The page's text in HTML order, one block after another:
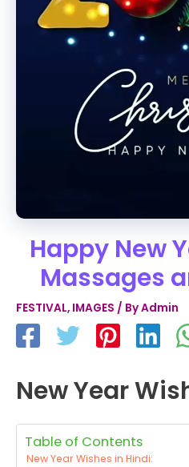
Happy New
Massages
FESTIVAL, IMAGES / ByAdmin
New Year
Table of Contents
New Year Wishes in Hindi: